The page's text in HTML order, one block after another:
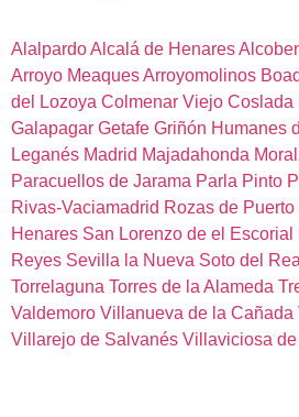
AlalpardoAlcalá de Henares
Arroyo MeaquesArroyomolinos
del Lozoya Colmenar Viejo Coslada
Galapagar Getafe Griñón Humanes
Leganés Madrid Majadahonda
Paracuellos de Jarama Parla Pinto
Rivas-Vaciamadrid Rozas de Puerto
Henares San Lorenzo de el Escorial
Reyes Sevilla la Nueva Soto del Real
Torrelaguna Torres de la Alameda
Valdemoro Villanueva de la Cañada
Villarejo de Salvanés Villaviciosa de